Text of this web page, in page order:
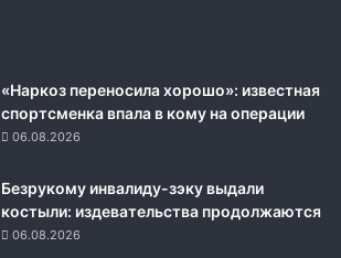
«Наркоз переносила хорошо»: известная
спортсменка впала в кому на операции
06.08.2026
Безрукому инвалиду-зэку выдали
костыли: издевательства продолжаются
06.08.2026